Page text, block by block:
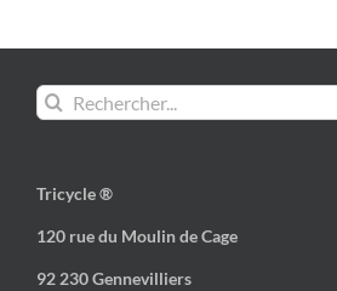
Rechercher:
Tricycle ®
120 rue du Moulin de Cage
92 230 Gennevilliers